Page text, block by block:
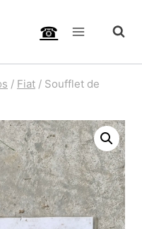
☎
/ Fiat / Soufflet de